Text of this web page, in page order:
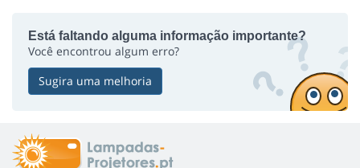
Está faltando alguma informação importante?
Você encontrou algum erro?
Sugira uma melhoria